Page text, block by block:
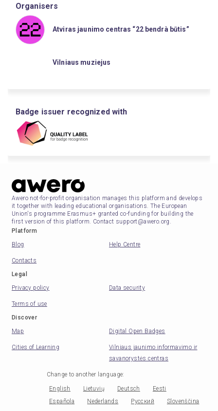
Organisers
Atviras jaunimo centras “22 bendrà būtis”
Vilniaus muziejus
Badge issuer recognized with
Awero not-for-profit organisation manages this platform and develops
it together with leading educational organisations. The European
Union's programme Erasmus+ granted co-funding for building the
first version of this platform. Contact support@awero.org.
Platform
Blog
Help Centre
Contacts
Legal
Privacy policy
Data security
Terms of use
Discover
Map
Digital Open Badges
Cities of Learning
Vilniaus jaunimo informavimo ir
savanorystės centras
Change to another language:
English Lietuvių Deutsch
Eesti
Española
Nederlands Русский
Slovenščina